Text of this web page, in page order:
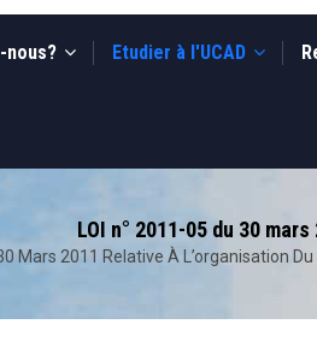
nous? Etudier à l'UCAD
LOI n° 2011-05 du 30
Mars 2011 Relative À L’organisation